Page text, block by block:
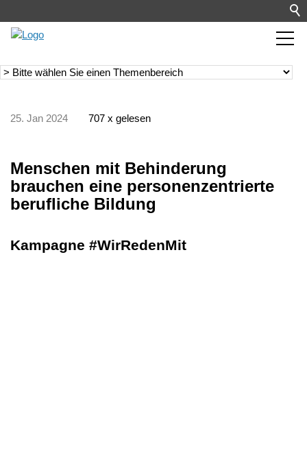
25. Jan 2024 707 x gelesen
Menschen mit Behinderung
brauchen eine personenzentrierte
berufliche Bildung
Kampagne #WirRedenMit